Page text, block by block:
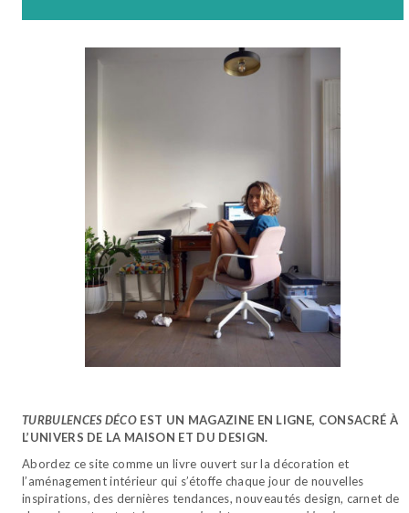
TURBULENCES DÉCO EST UN MAGAZINE EN LIGNE, CONSACRÉ À
L’UNIVERS DE LA MAISON ET DU DESIGN.
Abordez ce site comme un livre ouvert sur la décoration et
l’aménagement intérieur qui s’étoffe chaque jour de nouvelles
inspirations, des dernières tendances, nouveautés design, carnet de